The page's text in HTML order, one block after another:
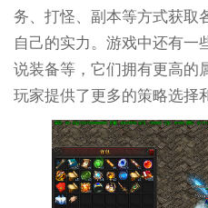
务、打怪、副本等方式获取
自己的实力。游戏中还有一
说装备等，它们拥有更高的
玩家提供了更多的策略选择